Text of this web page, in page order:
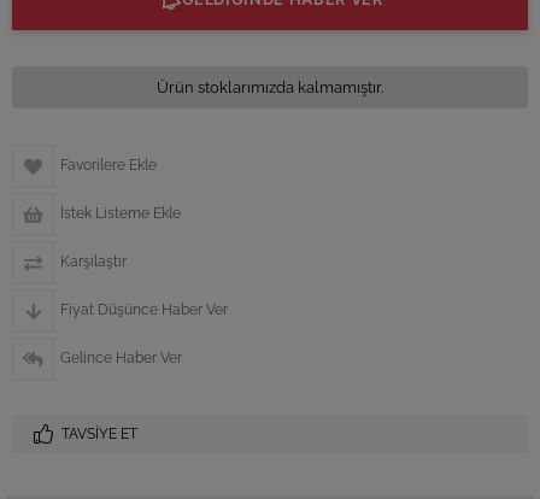
Ürün stoklarımızda kalmamıştır.
Favorilere Ekle
İstek Listeme Ekle
Karşılaştır
Fiyat Düşünce Haber Ver
Gelince Haber Ver
TAVSIYE ET